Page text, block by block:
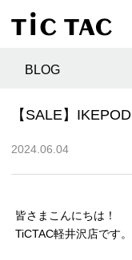
BLOG
【SALE】IKEPOD
2024.06.04
皆さまこんにちは！
TiCTAC軽井沢店です。